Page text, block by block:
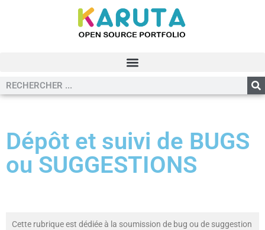
Dépôt et suivi de BUGS
ou SUGGESTIONS
Cette rubrique est dédiée à la soumission de bug ou de suggestion